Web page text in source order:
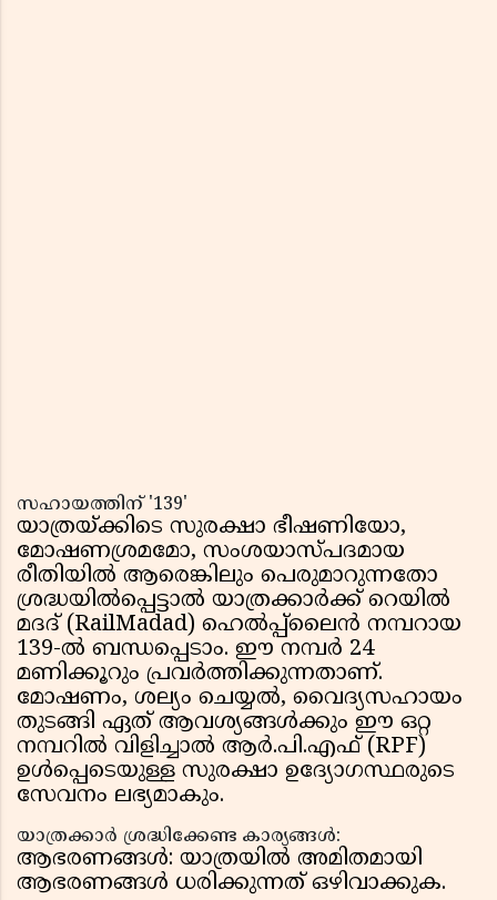
സഹായത്തിന് '139'
യാത്രയ്ക്കിടെ സുരക്ഷാ ഭീഷണിയോ,
മോഷണശ്രമമോ, സംശയാസ്പദമായ
രീതിയിൽ ആരെങ്കിലും പെരുമാറുന്നതോ
ശ്രദ്ധയിൽപ്പെട്ടാൽ യാത്രക്കാർക്ക് റെയിൽ
മദദ് (RailMadad) ഹെൽപ്പ്‌ലൈൻ നമ്പറായ
139-ൽ ബന്ധപ്പെടാം. ഈ നമ്പർ 24
മണിക്കൂറും പ്രവർത്തിക്കുന്നതാണ്.
മോഷണം, ശല്യം ചെയ്യൽ, വൈദ്യസഹായം
തുടങ്ങി ഏത് ആവശ്യങ്ങൾക്കും ഈ ഒറ്റ
നമ്പറിൽ വിളിച്ചാൽ ആർ.പി.എഫ് (RPF)
ഉൾപ്പെടെയുള്ള സുരക്ഷാ ഉദ്യോഗസ്ഥരുടെ
സേവനം ലഭ്യമാകും.
യാത്രക്കാർ ശ്രദ്ധിക്കേണ്ട കാര്യങ്ങൾ:
ആഭരണങ്ങൾ: യാത്രയിൽ അമിതമായി
ആഭരണങ്ങൾ ധരിക്കുന്നത് ഒഴിവാക്കുക.